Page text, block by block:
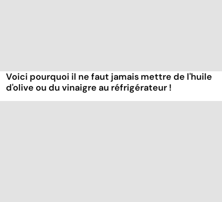
Voici pourquoi il ne faut jamais mettre de l'huile
d'olive ou du vinaigre au réfrigérateur !